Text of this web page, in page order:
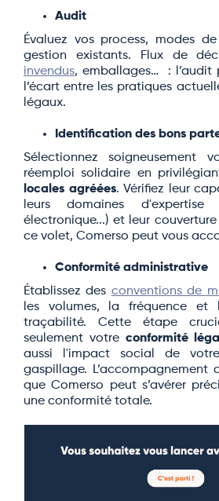
Audit
Évaluez vos process, modes
gestion existants. Flux de
invendus, emballages… : l’audit
l’écart entre les pratiques
légaux.
Identification des bons
Sélectionnez soigneusement
réemploi solidaire en
locales agréées. Vérifiez leur
leurs domaines d'expertise
électronique...) et leur
ce volet, Comerso peut vous
Conformité administrative
Établissez des conventions de
les volumes, la fréquence et
traçabilité. Cette étape
seulement votre conformité
aussi l'impact social de
gaspillage. L’accompagnement
que Comerso peut s’avérer
une conformité totale.